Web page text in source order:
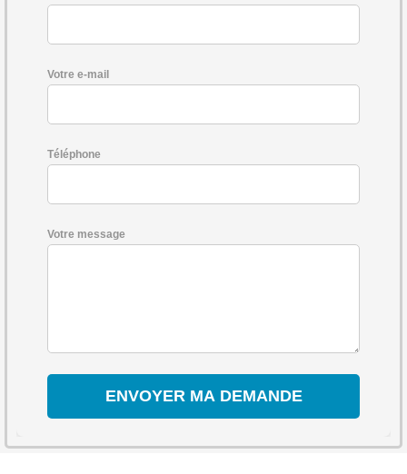
Votre e-mail
Téléphone
Votre message